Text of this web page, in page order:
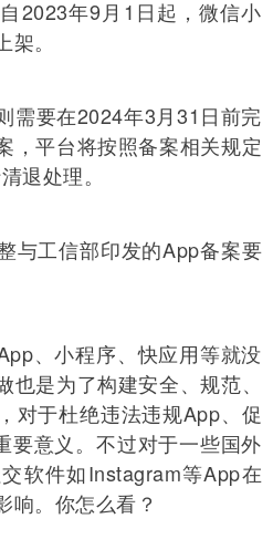
2023年9月1日起，微信小
。
需要在2024年3月31日前完
，平台将按照备案相关规定
退处理。
与工信部印发的App备案要
、小程序、快应用等就没
是为了构建安全、规范、
对于杜绝违法违规App、促
要意义。不过对于一些国外
软件如Instagram等App在
响。你怎么看？